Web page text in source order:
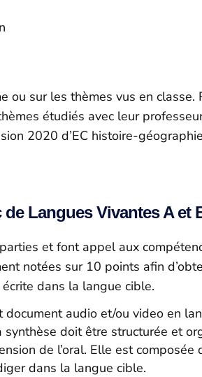
sur les thèmes vus en classe.
étudiés avec leur
2020 d’EC histoire-
de Langues Vivantes A et
et font appel aux
notées sur 10 points afin
dans la langue cible.
audio et/ou video en
doit être structurée et
de l’oral. Elle est
dans la langue cible.